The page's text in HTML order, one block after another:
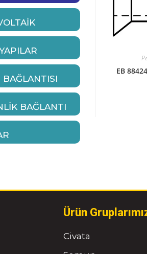
EB
BAĞLANTISI
BAĞLANTI
Ürün
Civata